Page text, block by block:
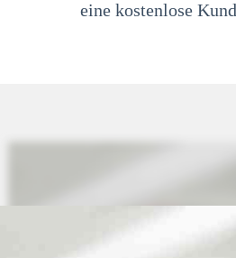
eine kostenlose